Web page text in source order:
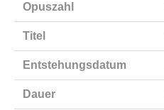
Opuszahl
Titel
Entstehungsdatum
Dauer